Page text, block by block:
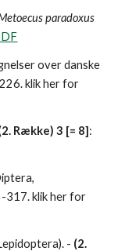
over danske
Række) 3 [= 8]:
- (2.